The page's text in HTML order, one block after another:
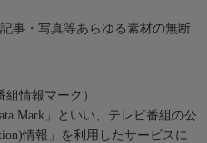
事・写真等あらゆる素材の無断
情報マーク）
Mark」といい、テレビ番組の公
情報」を利用したサービスに